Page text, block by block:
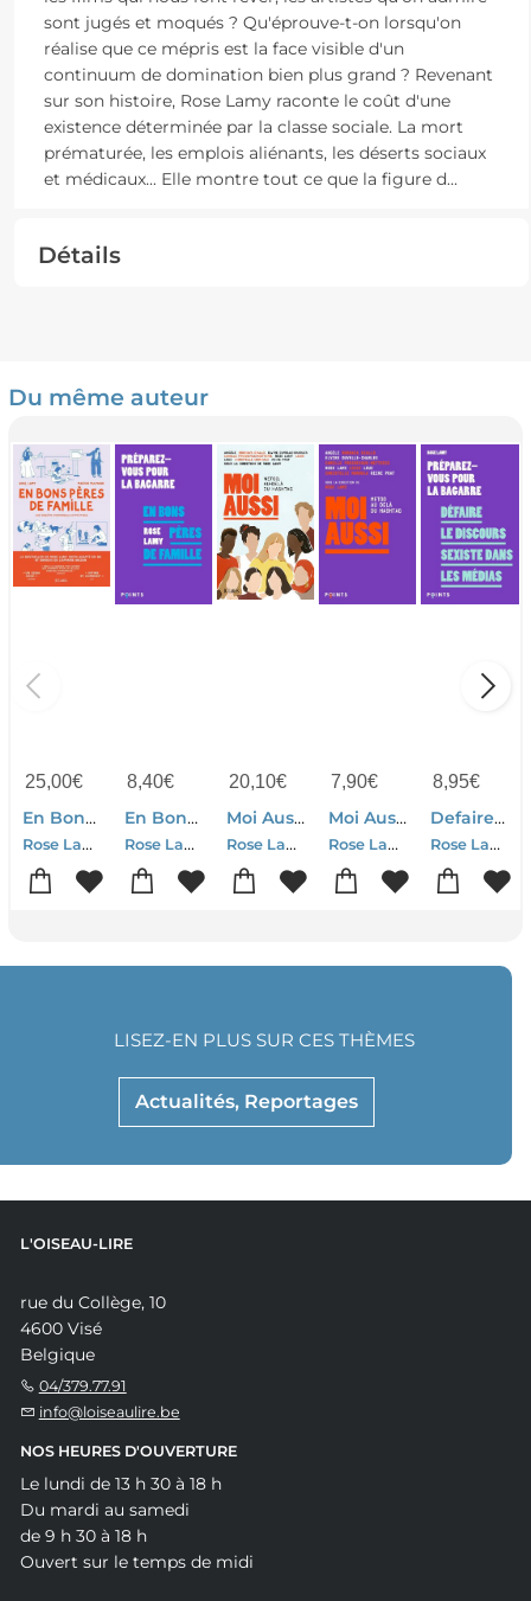
sont jugés et moqués ? Qu'éprouve-t-on lorsqu'on
réalise que ce mépris est la face visible d'un
continuum de domination bien plus grand ? Revenant
sur son histoire, Rose Lamy raconte le coût d'une
existence déterminée par la classe sociale. La mort
prématurée, les emplois aliénants, les déserts sociaux
et médicaux... Elle montre tout ce que la figure d...
Détails
Du même auteur
25,00€
En Bons Peres De Famille : Une Enquete Personnelle Et Politique
Rose Lamy-Marion Mulmann
8,40€
En Bons Peres De Famille
Rose Lamy
20,10€
Moi Aussi : Metoo, Au-dela Du Hashtag
Rose Lamy-Collectif
7,90€
Moi Aussi : Metoo, Au-dela Du Hashtag
Rose Lamy-Collectif
8,95€
Defaire Le Discours Sexiste Dans Les Medias
Rose Lamy-Collectif
Actualités, Reportages
LISEZ-EN PLUS SUR CES THÈMES
L'OISEAU-LIRE
rue du Collège, 10
4600 Visé
Belgique
04/379.77.91
info@loiseaulire.be
NOS HEURES D'OUVERTURE
Le lundi de 13 h 30 à 18 h
Du mardi au samedi
de 9 h 30 à 18 h
Ouvert sur le temps de midi